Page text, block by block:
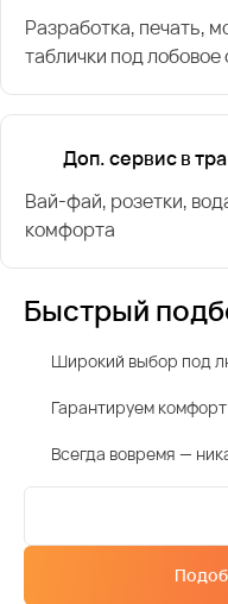
Разработка, печать,
таблички под лобовое
Доп. сервис в
Вай-фай, розетки,
комфорта
Быстрый
Широкий выбор под
Гарантируем
Всегда вовремя —